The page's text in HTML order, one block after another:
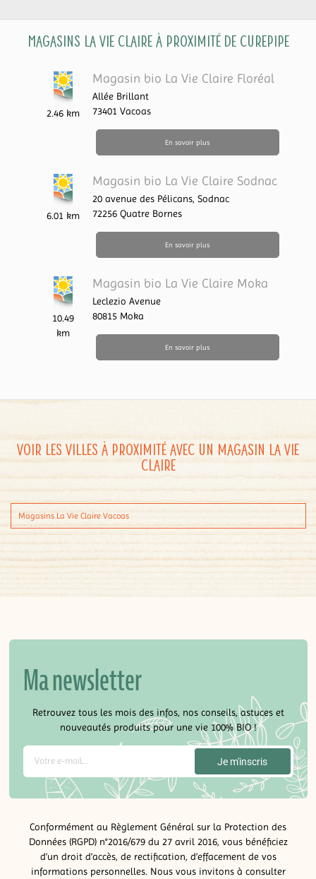
Magasins La Vie Claire à proximité de Curepipe
2.46 km
Magasin bio La Vie Claire Floréal
Allée Brillant
73401 Vacoas
En savoir plus
6.01 km
Magasin bio La Vie Claire Sodnac
20 avenue des Pélicans, Sodnac
72256 Quatre Bornes
En savoir plus
10.49
km
Magasin bio La Vie Claire Moka
Leclezio Avenue
80815 Moka
En savoir plus
Voir les villes à proximité avec un magasin La Vie
Claire
Magasins La Vie Claire Vacoas
Ma newsletter
Retrouvez tous les mois des infos, nos conseils, astuces et
nouveautés produits pour une vie 100% BIO !
Conformément au Règlement Général sur la Protection des
Données (RGPD) n°2016/679 du 27 avril 2016, vous bénéficiez
d’un droit d’accès, de rectification, d’effacement de vos
informations personnelles. Nous vous invitons à consulter